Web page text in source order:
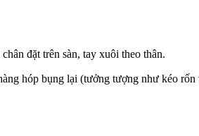
đặt trên sàn, tay xuôi theo thân.
hóp bụng lại (tưởng tượng như kéo